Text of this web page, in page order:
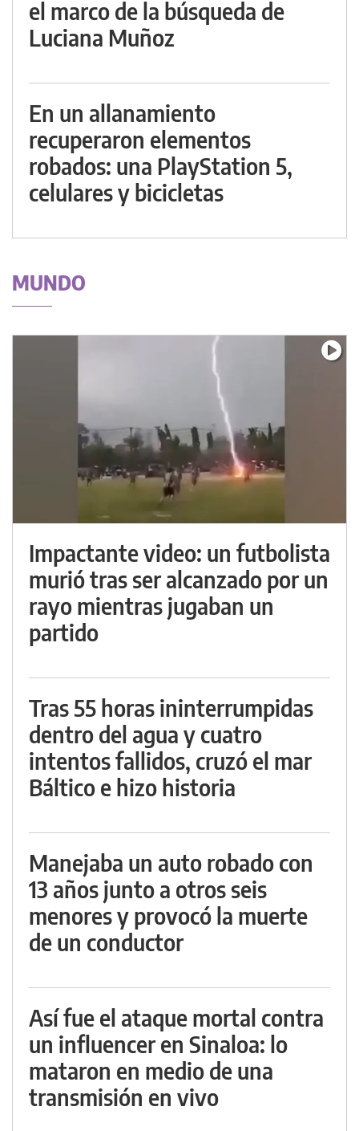
el marco de la búsqueda de
Luciana Muñoz
En un allanamiento
recuperaron elementos
robados: una PlayStation 5,
celulares y bicicletas
MUNDO
Impactante video: un futbolista
murió tras ser alcanzado por un
rayo mientras jugaban un
partido
Tras 55 horas ininterrumpidas
dentro del agua y cuatro
intentos fallidos, cruzó el mar
Báltico e hizo historia
Manejaba un auto robado con
13 años junto a otros seis
menores y provocó la muerte
de un conductor
Así fue el ataque mortal contra
un influencer en Sinaloa: lo
mataron en medio de una
transmisión en vivo